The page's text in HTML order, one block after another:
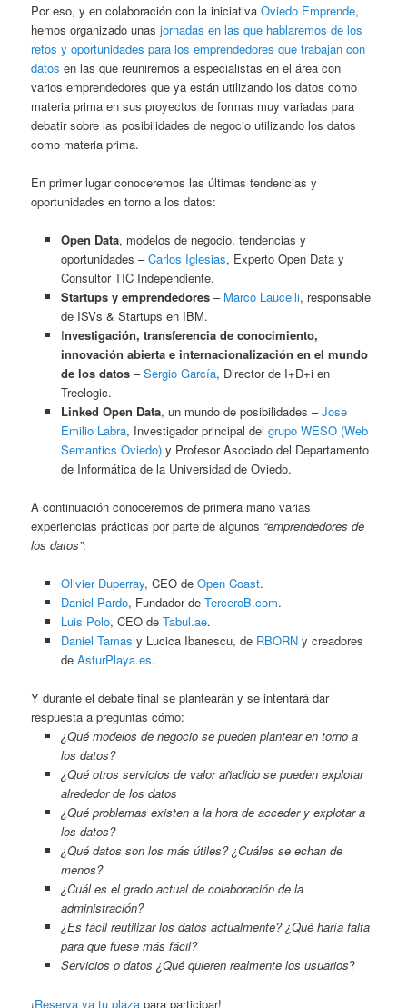
Por eso, y en colaboración con la iniciativaOviedo Emprende,
hemos organizado unasjornadas en las que hablaremos de los
retos y oportunidades para los emprendedores que trabajan con
datos en las que reuniremos a especialistas en el área con
varios emprendedores que ya están utilizando los datos como
materia prima en sus proyectos de formas muy variadas para
debatir sobre las posibilidades de negocio utilizando los datos
como materia prima.
En primer lugar conoceremos las últimas tendencias y
oportunidades en torno a los datos:
Open Data, modelos de negocio, tendencias y
oportunidades –Carlos Iglesias, Experto Open Data y
Consultor TIC Independiente.
Startups y emprendedores– Marco Laucelli, responsable
de ISVs & Startups en IBM.
Investigación, transferencia de conocimiento,
innovación abierta e internacionalización en el mundo
de los datos–Sergio García, Director de I+D+i en
Treelogic.
Linked Open Data, un mundo de posibilidades –Jose
Emilio Labra, Investigador principal del grupo WESO (Web
Semantics Oviedo)y Profesor Asociado del Departamento
de Informática de la Universidad de Oviedo.
A continuación conoceremos de primera mano varias
experiencias prácticas por parte de algunos “emprendedores de
los datos”:
Olivier Duperray, CEO de Open Coast.
Daniel Pardo, Fundador de TerceroB.com.
Luis Polo, CEO de Tabul.ae.
Daniel Tamas y Lucica Ibanescu, de RBORNy creadores
de AsturPlaya.es.
Y durante el debate final se plantearán y se intentará dar
respuesta a preguntas cómo:
¿Qué modelos de negocio se pueden plantear en torno a
los datos?
¿Qué otros servicios de valor añadido se pueden explotar
alrededor de los datos
¿Qué problemas existen a la hora de acceder y explotar a
los datos?
¿Qué datos son los más útiles? ¿Cuáles se echan de
menos?
¿Cuál es el grado actual de colaboración de la
administración?
¿Es fácil reutilizar los datos actualmente? ¿Qué haría falta
para que fuese más fácil?
Servicios o datos ¿Qué quieren realmente los usuarios?
¡Reserva ya tu plaza para participar!